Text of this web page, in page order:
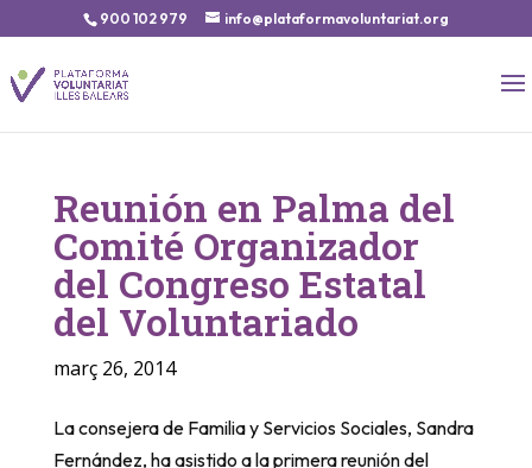
900 102 979 info@plataformavoluntariat.org
Reunión en Palma del
Comité Organizador
del Congreso Estatal
del Voluntariado
març 26, 2014
La consejera de Familia y Servicios Sociales, Sandra
Fernández, ha asistido a la primera reunión del